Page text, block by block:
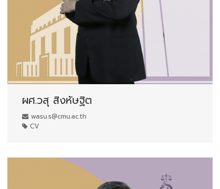
ผศ.วสุ สิงหัษฐิต
wasu.s@cmu.ac.th
CV